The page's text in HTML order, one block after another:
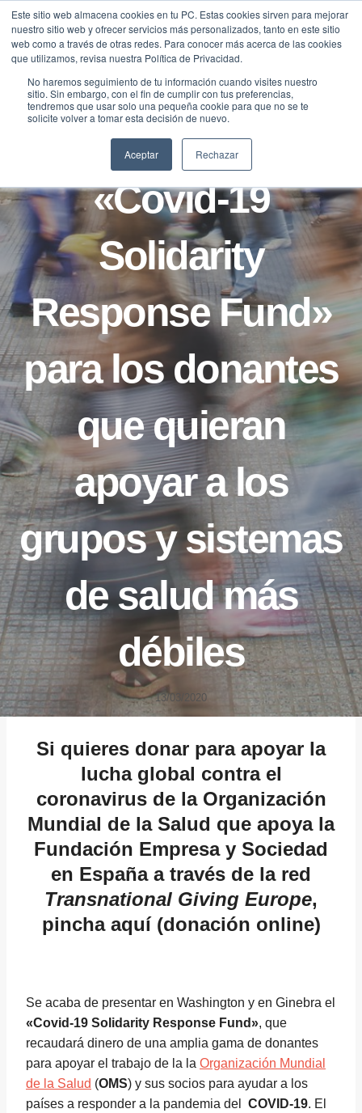
Este sitio web almacena cookies en tu PC. Estas cookies sirven para mejorar
nuestro sitio web y ofrecer servicios más personalizados, tanto en este sitio
web como a través de otras redes. Para conocer más acerca de las cookies
que utilizamos, revisa nuestra Política de Privacidad.
No haremos seguimiento de tu información cuando visites nuestro
sitio. Sin embargo, con el fin de cumplir con tus preferencias,
tendremos que usar solo una pequeña cookie para que no se te
solicite volver a tomar esta decisión de nuevo.
Aceptar Rechazar
Saltar
contenido
BLOG
La OMS lanza el
«Covid-19
Solidarity
Response Fund»
para los donantes
que quieran
apoyar a los
grupos y sistemas
de salud más
débiles
13/03/2020
Si quieres donar para apoyar la
lucha global contra el
coronavirus de la Organización
Mundial de la Salud que apoya la
Fundación Empresa y Sociedad
en España a través de la red
Transnational Giving Europe,
pincha aquí(donación online)
Se acaba de presentar en Washington y en Ginebra el
«Covid-19 Solidarity Response Fund», que
recaudará dinero de una amplia gama de donantes
para apoyar el trabajo de la la Organización Mundial
de la Salud (OMS) y sus socios para ayudar a los
países a responder a la pandemia del COVID-19. El
Traducir »